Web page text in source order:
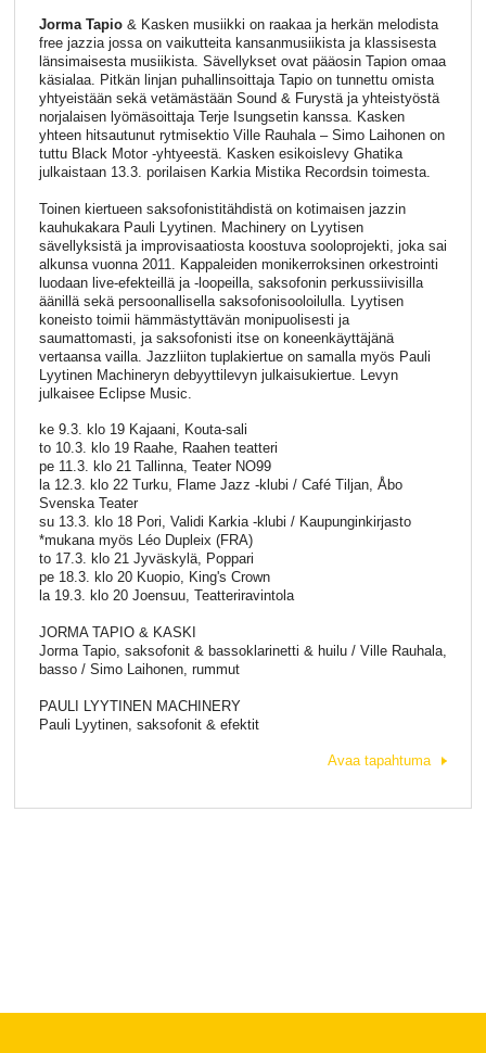
Jorma Tapio& Kasken musiikki on raakaa ja herkän melodista
free jazzia jossa on vaikutteita kansanmusiikista ja klassisesta
länsimaisesta musiikista. Sävellykset ovat pääosin Tapion omaa
käsialaa. Pitkän linjan puhallinsoittaja Tapio on tunnettu omista
yhtyeistään sekä vetämästään Sound & Furystä ja yhteistyöstä
norjalaisen lyömäsoittaja Terje Isungsetin kanssa. Kasken
yhteen hitsautunut rytmisektio Ville Rauhala – Simo Laihonen on
tuttu Black Motor -yhtyeestä. Kasken esikoislevy Ghatika
julkaistaan 13.3. porilaisen Karkia Mistika Recordsin toimesta.
Toinen kiertueen saksofonistitähdistä on kotimaisen jazzin
kauhukakara Pauli Lyytinen. Machinery on Lyytisen
sävellyksistä ja improvisaatiosta koostuva sooloprojekti, joka sai
alkunsa vuonna 2011. Kappaleiden monikerroksinen orkestrointi
luodaan live-efekteillä ja -loopeilla, saksofonin perkussiivisilla
äänillä sekä persoonallisella saksofonisooloilulla. Lyytisen
koneisto toimii hämmästyttävän monipuolisesti ja
saumattomasti, ja saksofonisti itse on koneenkäyttäjänä
vertaansa vailla. Jazzliiton tuplakiertue on samalla myös Pauli
Lyytinen Machineryn debyyttilevyn julkaisukiertue. Levyn
julkaisee Eclipse Music.
ke 9.3. klo 19 Kajaani, Kouta-sali
to 10.3. klo 19 Raahe, Raahen teatteri
pe 11.3. klo 21 Tallinna, Teater NO99
la 12.3. klo 22 Turku, Flame Jazz -klubi / Café Tiljan, Åbo
Svenska Teater
su 13.3. klo 18 Pori, Validi Karkia -klubi / Kaupunginkirjasto
*mukana myös Léo Dupleix (FRA)
to 17.3. klo 21 Jyväskylä, Poppari
pe 18.3. klo 20 Kuopio, King's Crown
la 19.3. klo 20 Joensuu, Teatteriravintola
JORMA TAPIO & KASKI
Jorma Tapio, saksofonit & bassoklarinetti & huilu / Ville Rauhala,
basso / Simo Laihonen, rummut
PAULI LYYTINEN MACHINERY
Pauli Lyytinen, saksofonit & efektit
Avaa tapahtuma